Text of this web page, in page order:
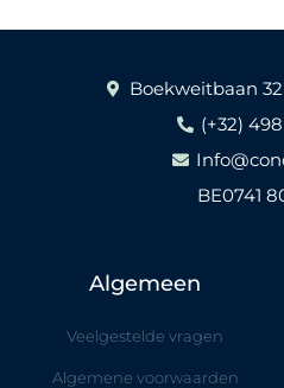
Boekweitbaan
(+32)
BE0741
Algemeen
Veelgestelde vragen
Algemene voorwaarden